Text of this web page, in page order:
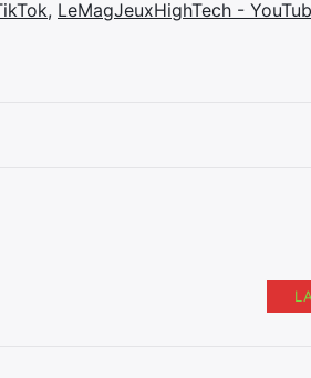
, LeMagJeuxHighTech -